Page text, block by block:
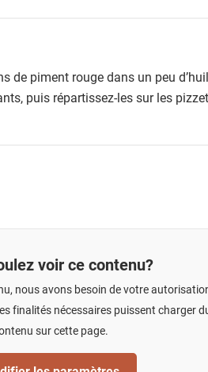
de piment rouge dans un peu
puis répartissez-les sur les
voir ce contenu?
nous avons besoin de votre
finalités nécessaires puissent charger
sur cette page.